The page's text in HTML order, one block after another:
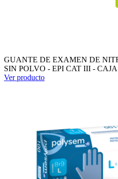
GUANTE DE EXAMEN DE
SIN POLVO - EPI CAT III -
Ver producto